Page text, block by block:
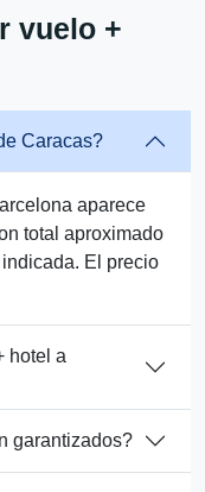
vuelo +
Caracas?
aparece
total aproximado
El precio
hotel a
garantizados?